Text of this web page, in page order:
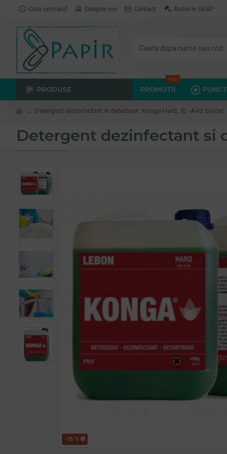
Cum comand Despre noi Contact Activi in SEAP
PRODUSE PROMOTII
Hot
Detergent dezinfectant si detartrant, Konga Hard, 5L -Aviz biocid
Detergent dezinfectant si
-26 %